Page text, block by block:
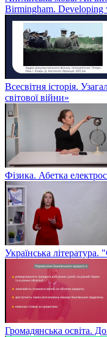
Birmingham. Developing
Всесвітня історія.
світової війни»
Фізика. Абетка
Українська література.
Громадянська освіта.